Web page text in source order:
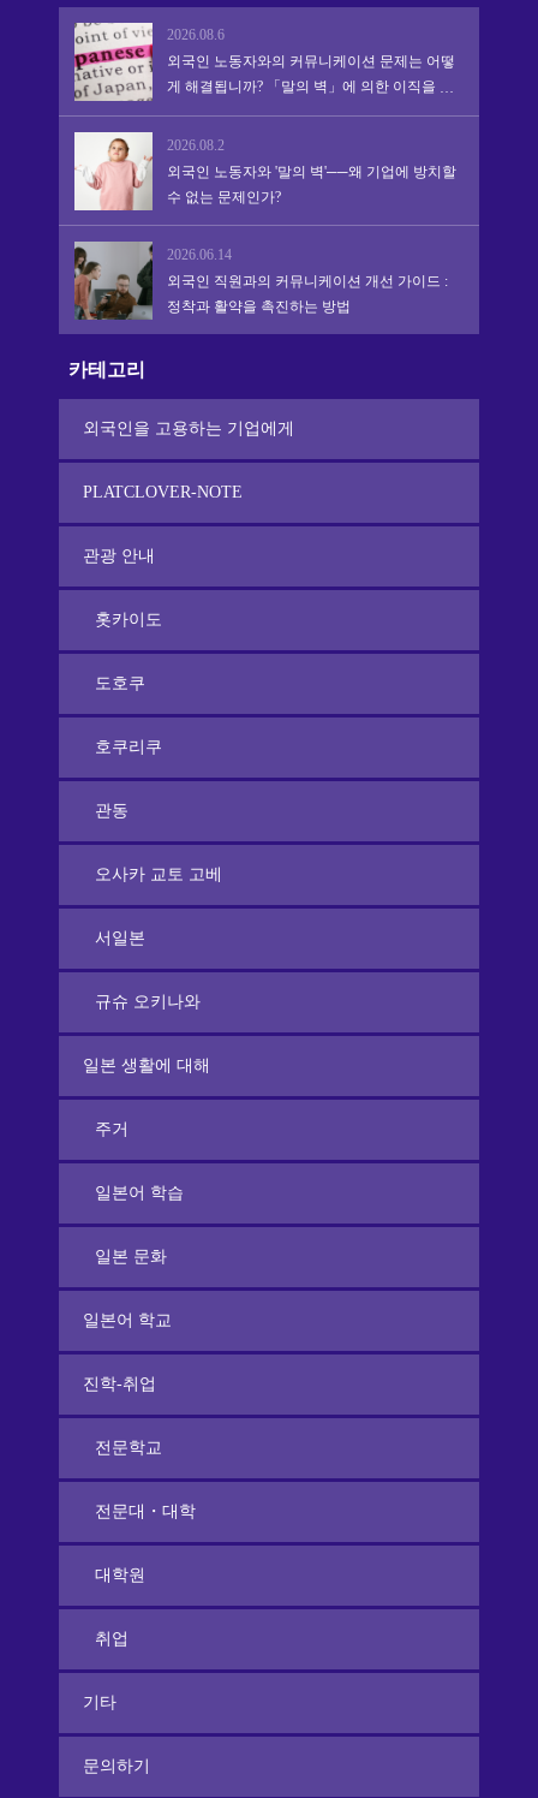
2026.08.6
외국인 노동자와의 커뮤니케이션 문제는 어떻
게 해결됩니까? 「말의 벽」에 의한 이직을 막
아 정착·활약을 촉진하는 실천적 어프로치
2026.08.2
외국인 노동자와 '말의 벽'──왜 기업에 방치할
수 없는 문제인가?
2026.06.14
외국인 직원과의 커뮤니케이션 개선 가이드 :
정착과 활약을 촉진하는 방법
카테고리
외국인을 고용하는 기업에게
PLATCLOVER-NOTE
관광 안내
홋카이도
도호쿠
호쿠리쿠
관동
오사카 교토 고베
서일본
규슈 오키나와
일본 생활에 대해
주거
일본어 학습
일본 문화
일본어 학교
진학-취업
전문학교
전문대・대학
대학원
취업
기타
문의하기